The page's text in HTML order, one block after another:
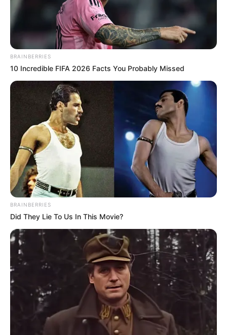
BRAINBERRIES
10 Incredible FIFA 2026 Facts You Probably Missed
BRAINBERRIES
Did They Lie To Us In This Movie?